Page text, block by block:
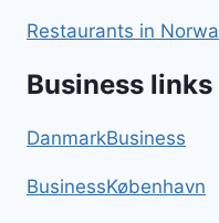
Restaurants in
Business links
DanmarkBusiness
BusinessKøbenhavn